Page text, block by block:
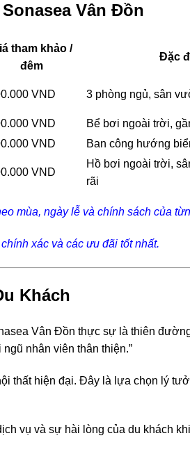
Vân Đồn
tham khảo /
đêm
Đặc
VND 3 phòng ngủ, sân
VND
Bể bơi ngoài trời,
VND Ban công hướng
VND
Hồ bơi ngoài trời,
rãi
mùa, ngày lễ và chính sách của
xác và các ưu đãi tốt nhất.
Khách
Vân Đồn thực sự là thiên
nhân viên thân thiện.”
thất hiện đại. Đây là lựa chọn lý
vụ và sự hài lòng của du khách